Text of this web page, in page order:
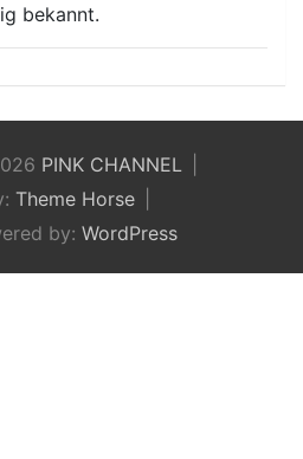
bekannt.
PINK CHANNEL
Theme Horse
by: WordPress